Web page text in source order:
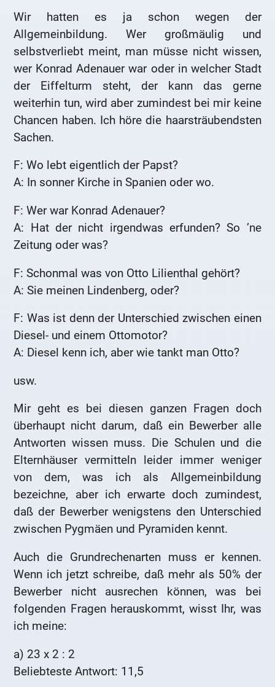
Wir hatten es ja schon wegen der
Allgemeinbildung. Wer großmäulig und
selbstverliebt meint, man müsse nicht wissen,
wer Konrad Adenauer war oder in welcher Stadt
der Eiffelturm steht, der kann das gerne
weiterhin tun, wird aber zumindest bei mir keine
Chancen haben. Ich höre die haarsträubendsten
Sachen.
F: Wo lebt eigentlich der Papst?
A: In sonner Kirche in Spanien oder wo.
F: Wer war Konrad Adenauer?
A: Hat der nicht irgendwas erfunden? So ’ne
Zeitung oder was?
F: Schonmal was von Otto Lilienthal gehört?
A: Sie meinen Lindenberg, oder?
F: Was ist denn der Unterschied zwischen einen
Diesel- und einem Ottomotor?
A: Diesel kenn ich, aber wie tankt man Otto?
usw.
Mir geht es bei diesen ganzen Fragen doch
überhaupt nicht darum, daß ein Bewerber alle
Antworten wissen muss. Die Schulen und die
Elternhäuser vermitteln leider immer weniger
von dem, was ich als Allgemeinbildung
bezeichne, aber ich erwarte doch zumindest,
daß der Bewerber wenigstens den Unterschied
zwischen Pygmäen und Pyramiden kennt.
Auch die Grundrechenarten muss er kennen.
Wenn ich jetzt schreibe, daß mehr als 50% der
Bewerber nicht ausrechen können, was bei
folgenden Fragen herauskommt, wisst Ihr, was
ich meine:
a) 23 x 2 : 2
Beliebteste Antwort: 11,5